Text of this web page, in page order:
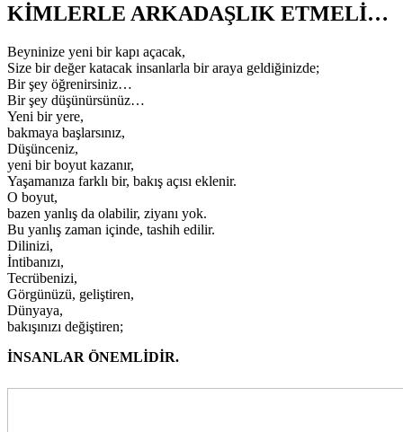
KİMLERLE ARKADAŞLIK ETMELİ…
Beyninize yeni bir kapı açacak,
Size bir değer katacak insanlarla bir araya geldiğinizde;
Bir şey öğrenirsiniz…
Bir şey düşünürsünüz…
Yeni bir yere,
bakmaya başlarsınız,
Düşünceniz,
yeni bir boyut kazanır,
Yaşamanıza farklı bir, bakış açısı eklenir.
O boyut,
bazen yanlış da olabilir, ziyanı yok.
Bu yanlış zaman içinde, tashih edilir.
Dilinizi,
İntibanızı,
Tecrübenizi,
Görgünüzü, geliştiren,
Dünyaya,
bakışınızı değiştiren;
İNSANLAR ÖNEMLİDİR.